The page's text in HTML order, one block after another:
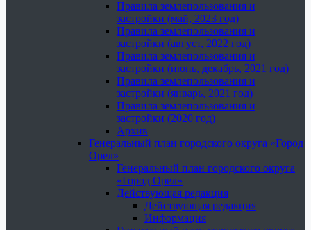
Правила землепользования и
застройки (май, 2023 год)
Правила землепользования и
застройки (август, 2022 год)
Правила землепользования и
застройки (июнь, декабрь, 2021 год)
Правила землепользования и
застройки (январь, 2021 год)
Правила землепользования и
застройки (2020 год)
Архив
Генеральный план городского округа «Город
Орел»
Генеральный план городского округа
«Город Орел»
Действующая редакция
Действующая редакция
Информация